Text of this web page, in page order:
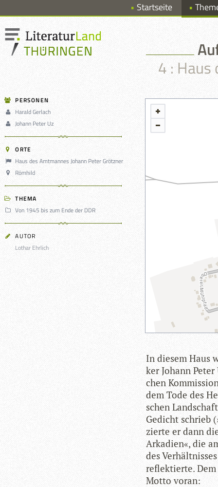
Startseite
4 : Haus
PERSONEN
Harald Gerlach
Johann Peter Uz
ORTE
Haus des Amtmannes Johann Peter Grötzner
Römhild
THEMA
Von 1945 bis zum Ende der DDR
AUTOR
Lothar Ehrlich
In die­sem Haus
ker Johann
chen
dem Tode des
schen
Gedicht schrieb
zierte er dann
Arka­dien«, die
des
reflek­tierte.
Motto voran: